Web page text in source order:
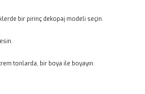
bir pirinç dekopaj modeli seçin.
tonlarda, bir boya ile boyayın.